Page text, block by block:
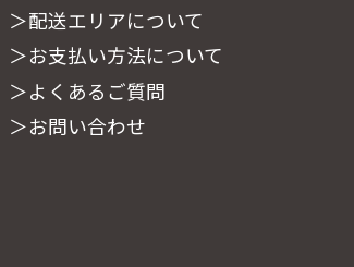
＞配送エリアについて
＞お支払い方法について
＞よくあるご質問
＞お問い合わせ